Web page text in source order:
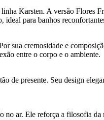
Karsten. A versão Flores
para banhos
sua cremosidade e
entre o corpo e o ambiente.
de presente. Seu design
ar. Ele reforça a filosofia